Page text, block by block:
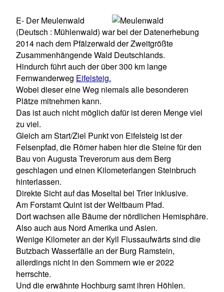
E- Der Meulenwald
(Deutsch : Mühlenwald) war bei der Datenerhebung
2014 nach dem Pfälzerwald der Zweitgrößte
Zusammenhängende Wald Deutschlands.
Hindurch führt auch der über 300 km lange
Fernwanderweg Eifelsteig.
Wobei dieser eine Weg niemals alle besonderen
Plätze mitnehmen kann.
Das ist auch nicht möglich dafür ist deren Menge viel
zu viel.
Gleich am Start/Ziel Punkt von Eifelsteig ist der
Felsenpfad, die Römer haben hier die Steine für den
Bau von Augusta Treverorum aus dem Berg
geschlagen und einen Kilometerlangen Steinbruch
hinterlassen.
Direkte Sicht auf das Moseltal bei Trier inklusive.
Am Forstamt Quint ist der Weltbaum Pfad.
Dort wachsen alle Bäume der nördlichen Hemisphäre.
Also auch aus Nord Amerika und Asien.
Wenige Kilometer an der Kyll Flussaufwärts sind die
Butzbach Wasserfälle an der Burg Ramstein,
allerdings nicht in den Sommern wie er 2022
herrschte.
Und die erwähnte Hochburg samt ihren Höhlen.